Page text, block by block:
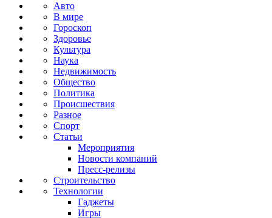
Авто
В мире
Гороскоп
Здоровье
Культура
Наука
Недвижимость
Общество
Политика
Происшествия
Разное
Спорт
Статьи
Мероприятия
Новости компаний
Пресс-релизы
Строительство
Технологии
Гаджеты
Игры